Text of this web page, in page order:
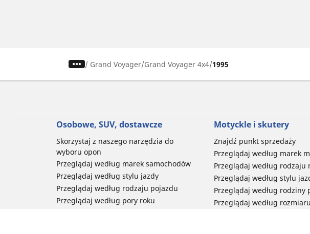
/ Grand Voyager Grand Voyager 4x4 1995
Osobowe, SUV, dostawcze
Skorzystaj z naszego narzędzia do
wyboru opon
Przeglądaj według marek samochodów
Przeglądaj według stylu jazdy
Przeglądaj według rodzaju pojazdu
Przeglądaj według pory roku
Motyckle i skutery
Znajdź punkt sprzedaży
Przeglądaj według marek
Przeglądaj według rodzaju
Przeglądaj według stylu
Przeglądaj według rodziny
Przeglądaj według